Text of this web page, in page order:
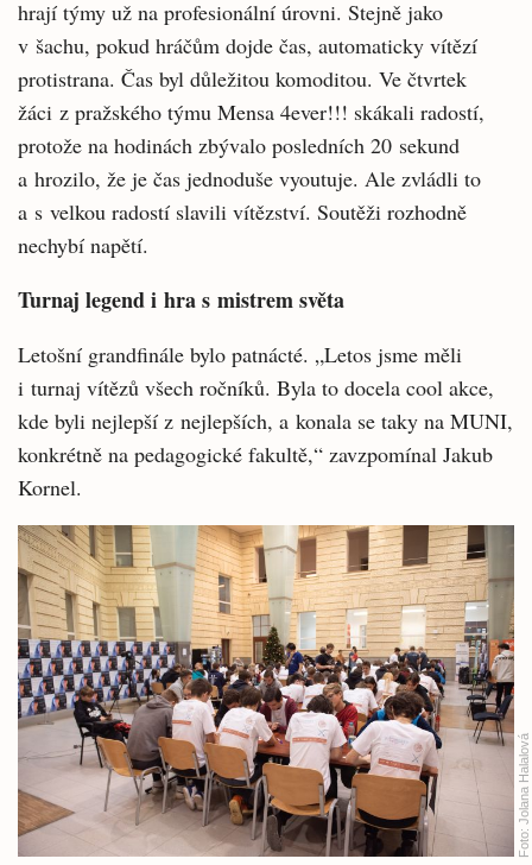
hrají týmy už na profesionální úrovni. Stejně jako
v šachu, pokud hráčům dojde čas, automaticky vítězí
protistrana. Čas byl důležitou komoditou. Ve čtvrtek
žáci z pražského týmu Mensa 4ever!!! skákali radostí,
protože na hodinách zbývalo posledních 20 sekund
a hrozilo, že je čas jednoduše vyoutuje. Ale zvládli to
a s velkou radostí slavili vítězství. Soutěži rozhodně
nechybí napětí.
Turnaj legend i hra s mistrem světa
Letošní grandfinále bylo patnácté. „Letos jsme měli
i turnaj vítězů všech ročníků. Byla to docela cool akce,
kde byli nejlepší z nejlepších, a konala se taky na MUNI,
konkrétně na pedagogické fakultě,“ zavzpomínal Jakub
Kornel.
Foto:
Jolana Halalová